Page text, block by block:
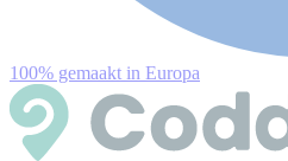
100% gemaakt in Europa